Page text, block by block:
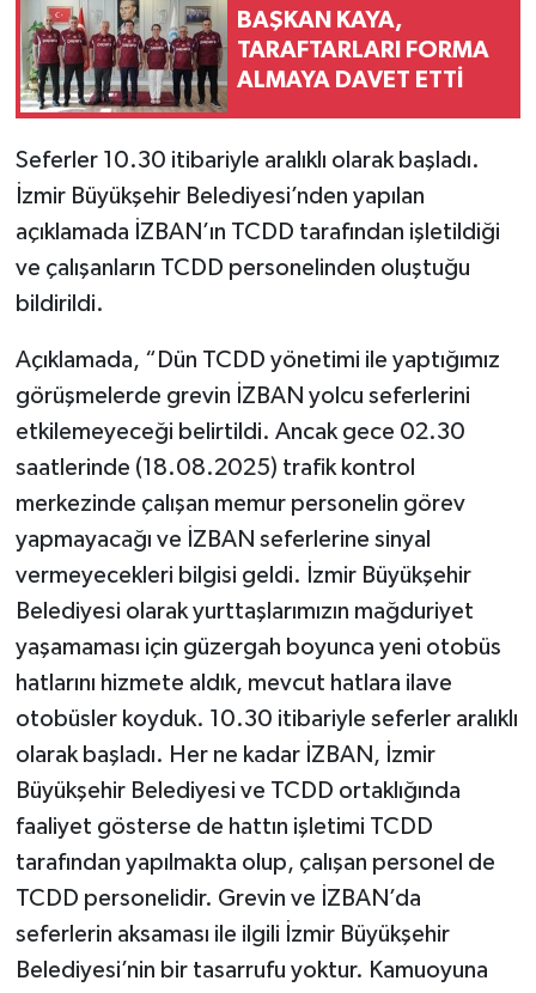
BAŞKAN KAYA,
TARAFTARLARI FORMA
ALMAYA DAVET ETTİ
Seferler 10.30 itibariyle aralıklı olarak başladı.
İzmir Büyükşehir Belediyesi’nden yapılan
açıklamada İZBAN’ın TCDD tarafından işletildiği
ve çalışanların TCDD personelinden oluştuğu
bildirildi.
Açıklamada, “Dün TCDD yönetimi ile yaptığımız
görüşmelerde grevin İZBAN yolcu seferlerini
etkilemeyeceği belirtildi. Ancak gece 02.30
saatlerinde (18.08.2025) trafik kontrol
merkezinde çalışan memur personelin görev
yapmayacağı ve İZBAN seferlerine sinyal
vermeyecekleri bilgisi geldi. İzmir Büyükşehir
Belediyesi olarak yurttaşlarımızın mağduriyet
yaşamaması için güzergah boyunca yeni otobüs
hatlarını hizmete aldık, mevcut hatlara ilave
otobüsler koyduk. 10.30 itibariyle seferler aralıklı
olarak başladı. Her ne kadar İZBAN, İzmir
Büyükşehir Belediyesi ve TCDD ortaklığında
faaliyet gösterse de hattın işletimi TCDD
tarafından yapılmakta olup, çalışan personel de
TCDD personelidir. Grevin ve İZBAN’da
seferlerin aksaması ile ilgili İzmir Büyükşehir
Belediyesi’nin bir tasarrufu yoktur. Kamuoyuna